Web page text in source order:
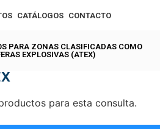
CATÁLOGOS CONTACTO
PARA ZONAS CLASIFICADAS COMO
EXPLOSIVAS (ATEX)
para esta consulta.